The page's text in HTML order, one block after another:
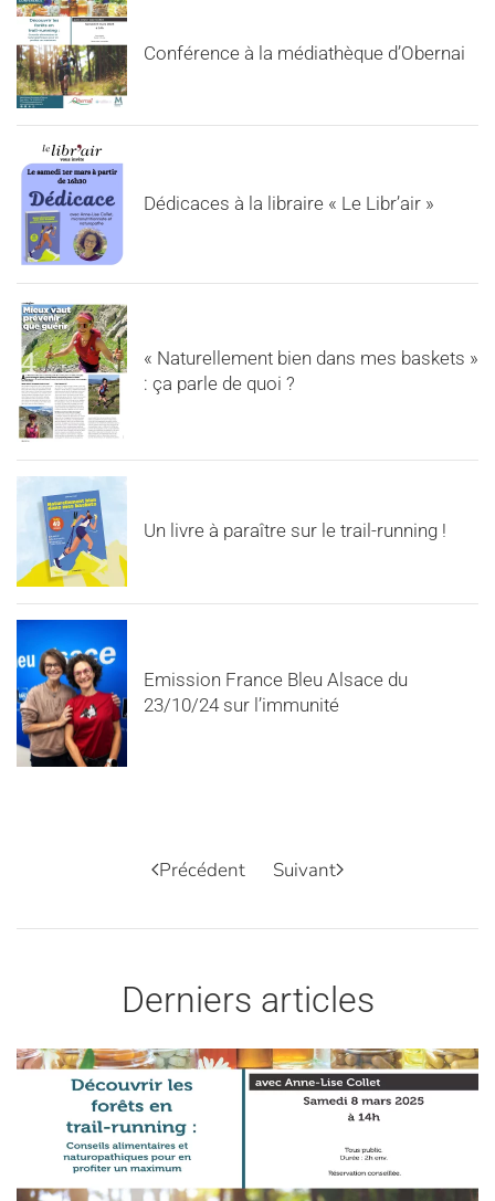
Conférence à la médiathèque d’Obernai
Dédicaces à la libraire « Le Libr’air »
« Naturellement bien dans mes baskets »
: ça parle de quoi ?
Un livre à paraître sur le trail-running !
Emission France Bleu Alsace du
23/10/24 sur l’immunité
Précédent Suivant
Derniers articles